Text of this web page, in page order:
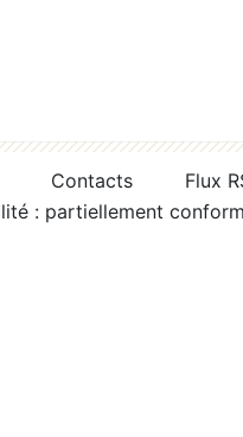
Contacts
Flux
: partiellement